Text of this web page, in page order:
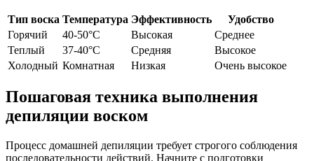
Тип воска Температура Эффективность
Удобство
Горячий
40-50°C Высокая
Среднее
Теплый
37-40°C Средняя
Высокое
Холодный Комнатная Низкая Очень высокое
Пошаговая техника выполнения
депиляции воском
Процесс домашней депиляции требует строгого соблюдения
последовательности действий. Начните с подготовки